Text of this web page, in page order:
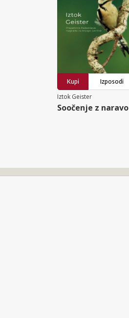
Kupi
Izposodi
Iztok Geister
Soočenje z naravo